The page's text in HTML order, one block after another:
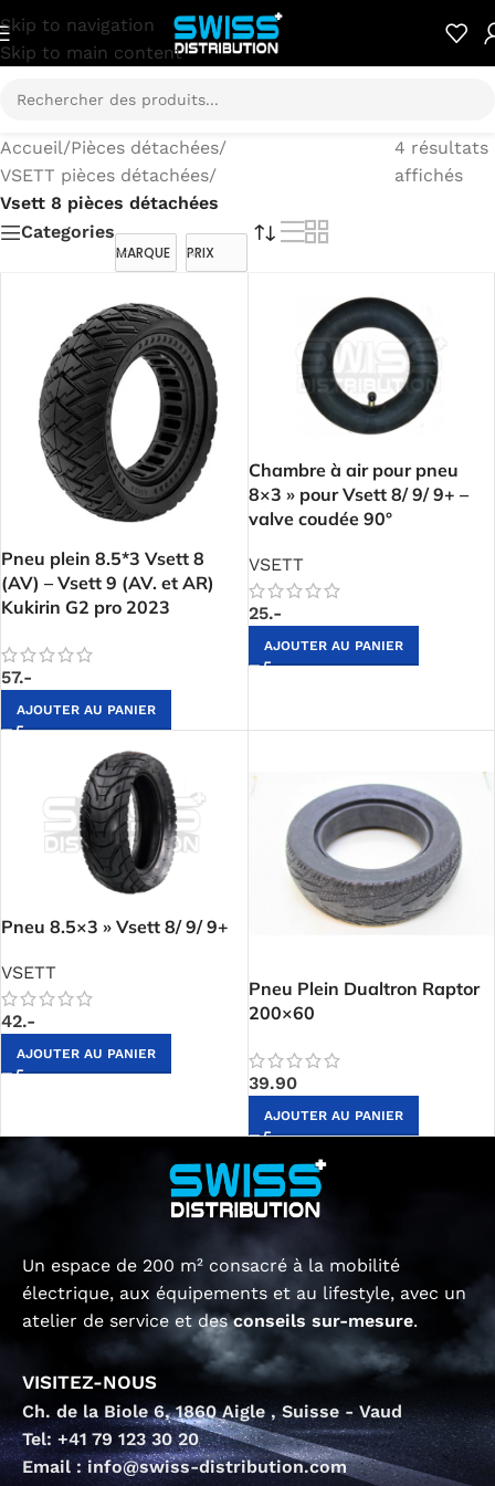
Skip to navigation
Skip to main content
Accueil/Pièces détachées/
VSETT pièces détachées/
Vsett 8 pièces détachées
4 résultats
affichés
Categories
MARQUE PRIX
Pneu plein 8.5*3 Vsett 8
(AV) – Vsett 9 (AV. et AR)
Kukirin G2 pro 2023
57.-
AJOUTER AU PANIER
Chambre à air pour pneu
8×3 » pour Vsett 8/ 9/ 9+ –
valve coudée 90°
VSETT
25.-
AJOUTER AU PANIER
Pneu 8.5×3 » Vsett 8/ 9/ 9+
VSETT
42.-
AJOUTER AU PANIER
Pneu Plein Dualtron Raptor
200×60
39.90
AJOUTER AU PANIER
Un espace de 200 m² consacré à la mobilité
électrique, aux équipements et au lifestyle, avec un
atelier de service et desconseils sur-mesure.
VISITEZ-NOUS
Ch. de la Biole 6, 1860 Aigle , Suisse - Vaud
Tel: +41 79 123 30 20
Email : info@swiss-distribution.com